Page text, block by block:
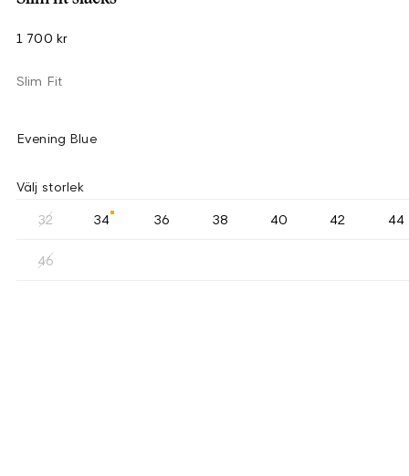
1 700 kr
Slim Fit
Evening Blue
Välj storlek
32 34 36 38 40 42 44
46